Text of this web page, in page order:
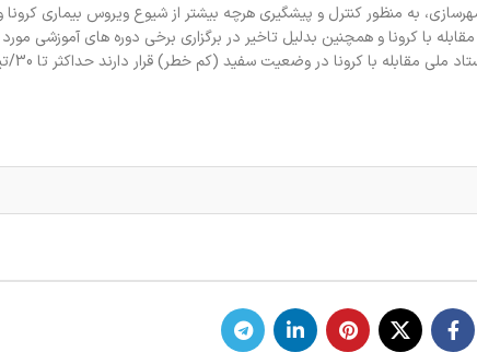
به منظور کنترل و پیشگیری هرچه بیشتر از شیوع ویروس بیماری
با کرونا و همچنین بدلیل تاخیر در برگزاری برخی دوره های آموزشی مورد